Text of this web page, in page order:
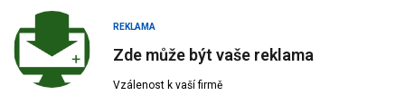
REKLAMA
Zde může být vaše reklama
Vzálenost k vaší firmě